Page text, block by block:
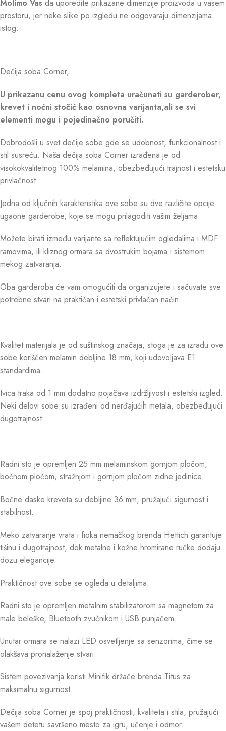
Molimo Vas da uporedite prikazane dimenzije proizvoda u vasem
prostoru, jer neke slike po izgledu ne odgovaraju dimenzijama
istog.
Dečija soba Corner,
U prikazanu cenu ovog kompleta uračunati su garderober,
krevet i noćni stočić kao osnovna varijanta,ali se svi
elementi mogu i pojedinačno poručiti.
Dobrodošli u svet dečije sobe gde se udobnost, funkcionalnost i
stil susreću. Naša dečija soba Corner izrađena je od
visokokvalitetnog 100% melamina, obezbeđujući trajnost i estetsku
privlačnost.
Jedna od ključnih karakteristika ove sobe su dve različite opcije
ugaone garderobe, koje se mogu prilagoditi vašim željama.
Možete birati između varijante sa reflektujućim ogledalima i MDF
ramovima, ili kliznog ormara sa dvostrukim bojama i sistemom
mekog zatvaranja.
Oba garderoba će vam omogućiti da organizujete i sačuvate sve
potrebne stvari na praktičan i estetski privlačan način.
Kvalitet materijala je od suštinskog značaja, stoga je za izradu ove
sobe korišćen melamin debljine 18 mm, koji udovoljava E1
standardima.
Ivica traka od 1 mm dodatno pojačava izdržljivost i estetski izgled.
Neki delovi sobe su izrađeni od nerđajućih metala, obezbeđujući
dugotrajnost.
Radni sto je opremljen 25 mm melaminskom gornjom pločom,
bočnom pločom, stražnjom i gornjom pločom zidne jedinice.
Bočne daske kreveta su debljine 36 mm, pružajući sigurnost i
stabilnost.
Meko zatvaranje vrata i fioka nemačkog brenda Hettich garantuje
tišinu i dugotrajnost, dok metalne i kožne hromirane ručke dodaju
dozu elegancije.
Praktičnost ove sobe se ogleda u detaljima.
Radni sto je opremljen metalnim stabilizatorom sa magnetom za
male beleške, Bluetooth zvučnikom i USB punjačem.
Unutar ormara se nalazi LED osvetljenje sa senzorima, čime se
olakšava pronalaženje stvari.
Sistem povezivanja koristi Minifik držače brenda Titus za
maksimalnu sigurnost.
Dečija soba Corner je spoj praktičnosti, kvaliteta i stila, pružajući
vašem detetu savršeno mesto za igru, učenje i odmor.